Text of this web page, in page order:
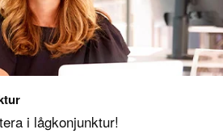
i lågkonjunktur!